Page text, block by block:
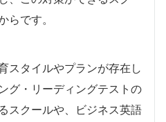
らです。
スタイルやプランが存在し
グ・リーディングテストの
スクールや、ビジネス英語